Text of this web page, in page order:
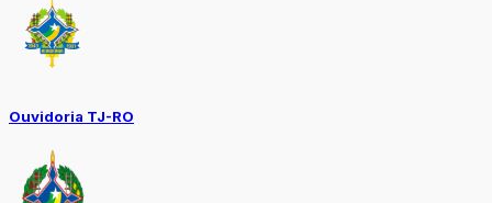
Ouvidoria TJ-RO